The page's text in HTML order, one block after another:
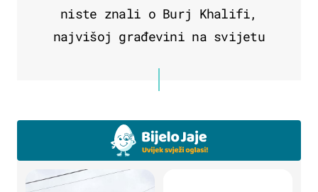
niste znali o Burj Khalifi,
najvišoj građevini na svijetu